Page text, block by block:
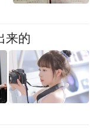
有所回落；未
3.8%，较3月
性新高。核心
上涨0.4%，同
，通胀粘性凸
来的